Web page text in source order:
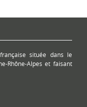
située dans le
Rhône-Alpes et faisant